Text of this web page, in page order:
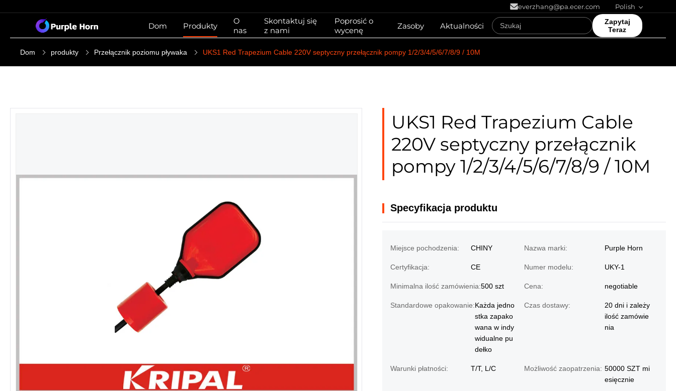
everzhang@pa.ecer.com Polish
Dom Produkty
O
nas
Skontaktuj się
z nami
Poprosić o
wycenę
Zasoby Aktualności
Zapytaj
Teraz
Dom produkty Przełącznik poziomu pływaka UKS1 Red Trapezium Cable 220V septyczny przełącznik pompy 1/2/3/4/5/6/7/8/9 / 10M
UKS1 Red Trapezium Cable
220V septyczny przełącznik
pompy 1/2/3/4/5/6/7/8/9 / 10M
Specyfikacja produktu
Miejsce pochodzenia: CHINY Nazwa marki: Purple Horn
Certyfikacja: CE Numer modelu: UKY-1
Minimalna ilość zamówienia:500 szt Cena: negotiable
Standardowe opakowanie:Każda jedno
stka zapako
wana w indy
widualne pu
dełko
Czas dostawy:
20 dni i zależy
ilość zamówie
nia
Warunki płatności: T/T, L/C Możliwość zaopatrzenia: 50000 SZT mi
esięcznie